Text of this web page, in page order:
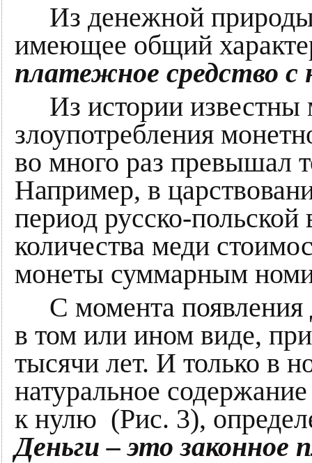
Из денежной природы
имеющее общий
платежное средство
Из истории известны
злоупотребления
во много раз превышал
Например, в
период русско-
количества меди
монеты суммарным
С момента появления
в том или ином виде,
тысячи лет. И только в
натуральное
к нулю (Рис. 3),
Деньги – это законное